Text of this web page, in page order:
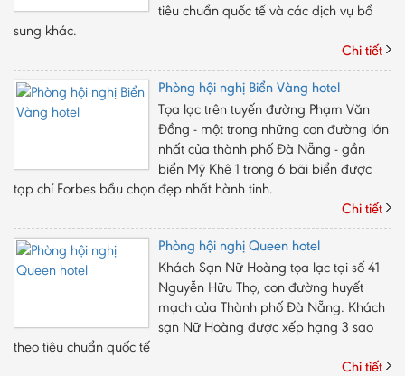
tiêu chuẩn quốc tế và các dịch vụ bổ
sung khác.
Chi tiết
Phòng hội nghị Biển Vàng hotel
Tọa lạc trên tuyến đường Phạm Văn
Đồng - một trong những con đường lớn
nhất của thành phố Đà Nẵng - gần
biển Mỹ Khê 1 trong 6 bãi biển được
tạp chí Forbes bầu chọn đẹp nhất hành tinh.
Chi tiết
Phòng hội nghị Queen hotel
Khách Sạn Nữ Hoàng tọa lạc tại số 41
Nguyễn Hữu Thọ, con đường huyết
mạch của Thành phố Đà Nẵng. Khách
sạn Nữ Hoàng được xếp hạng 3 sao
theo tiêu chuẩn quốc tế
Chi tiết